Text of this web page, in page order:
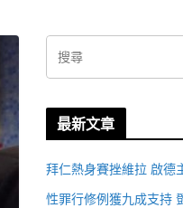
最新文章
拜仁熱身賽挫維拉 啟德
性罪行修例獲九成支持